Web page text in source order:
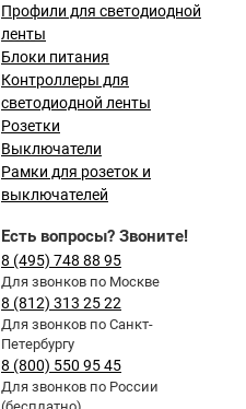
Профили для светодиодной
ленты
Блоки питания
Контроллеры для
светодиодной ленты
Розетки
Выключатели
Рамки для розеток и
выключателей
Есть вопросы? Звоните!
8 (495) 748 88 95
Для звонков по Москве
8 (812) 313 25 22
Для звонков по Санкт-
Петербургу
8 (800) 550 95 45
Для звонков по России